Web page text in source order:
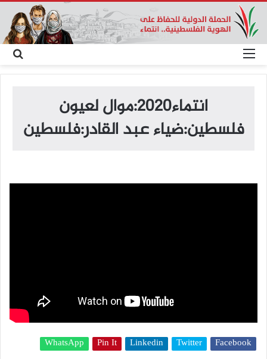
عن
انتماء2020:موال لعيون
فلسطين:ضياء عبد القادر:فلسطين
Facebook
Twitter
Linkedin
Pin It
WhatsApp